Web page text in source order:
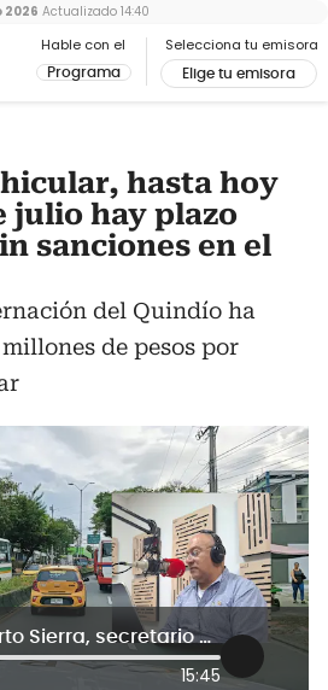
Hable con el
Programa
Selecciona tu emisora
Elige tu emisora
2026 Actualizado 14:40
hasta hoy
julio hay plazo
sanciones en el
del Quindío ha
de pesos por
Carlos Alberto Sierra, secretario de hacienda del Quindío
15:45